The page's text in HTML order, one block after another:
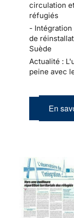
circulation
réfugiés
- Intégration
de
Suède
Actualité :
peine avec
En